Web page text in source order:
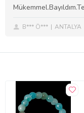
B*** Ö*** ANTALYA